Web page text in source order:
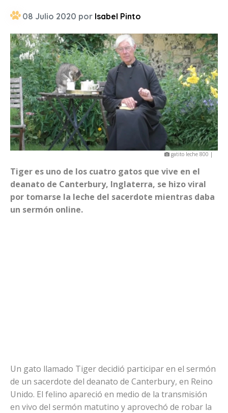
08 Julio 2020 por Isabel Pinto
gatito leche 800 |
Tiger es uno de los cuatro gatos que vive en el
deanato de Canterbury, Inglaterra, se hizo viral
por tomarse la leche del sacerdote mientras daba
un sermón online.
Un gato llamado Tiger decidió participar en el sermón
de un sacerdote del deanato de Canterbury, en Reino
Unido. El felino apareció en medio de la transmisión
en vivo del sermón matutino y aprovechó de robar la